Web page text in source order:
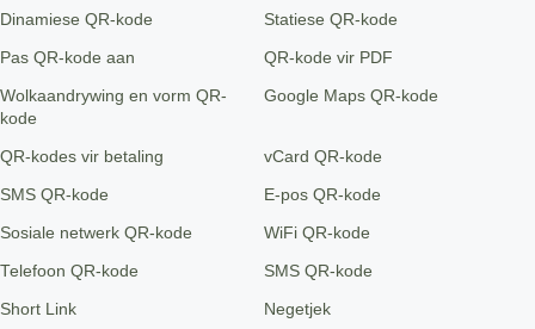
Dinamiese QR-kode Statiese QR-kode
Pas QR-kode aan QR-kode vir PDF
Wolkaandrywing en vorm QR-
kode
Google Maps QR-kode
QR-kodes vir betaling vCard QR-kode
SMS QR-kode E-pos QR-kode
Sosiale netwerk QR-kode WiFi QR-kode
Telefoon QR-kode SMS QR-kode
Short Link Negetjek